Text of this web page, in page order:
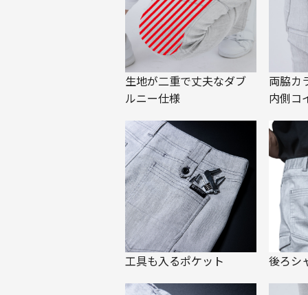
生地が二重で丈夫なダブ
ルニー仕様
両脇カ
内側コ
工具も入るポケット 後ろシ